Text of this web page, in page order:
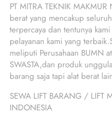
PT MITRA TEKNIK
berat yang mencakup
terpercaya dan tentunya
pelayanan kami yang
meliputi Perusahaan BUMN
SWASTA,dan produk
barang saja tapi alat berat
SEWA LIFT BARANG / LIFT
INDONESIA